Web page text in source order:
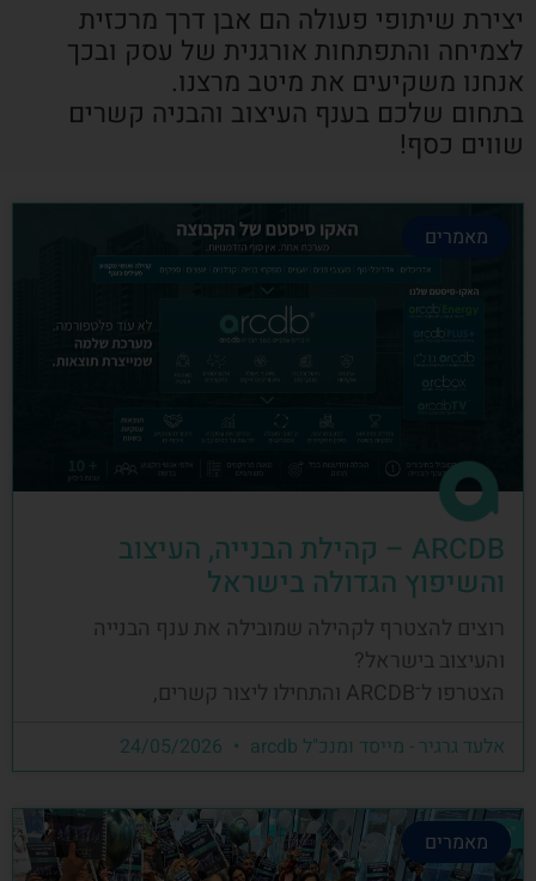
יצירת שיתופי פעולה הם אבן דרך מרכזית
לצמיחה והתפתחות אורגנית של עסק ובכך
אנחנו משקיעים את מיטב מרצנו.
בתחום שלכם בענף העיצוב והבניה קשרים
שווים כסף!
מאמרים
ARCDB – קהילת הבנייה, העיצוב
והשיפוץ הגדולה בישראל
רוצים להצטרף לקהילה שמובילה את ענף הבנייה
והעיצוב בישראל?
הצטרפו ל־ARCDB והתחילו ליצור קשרים,
אלעד גרגיר - מייסד ומנכ"ל arcdb
מאמרים